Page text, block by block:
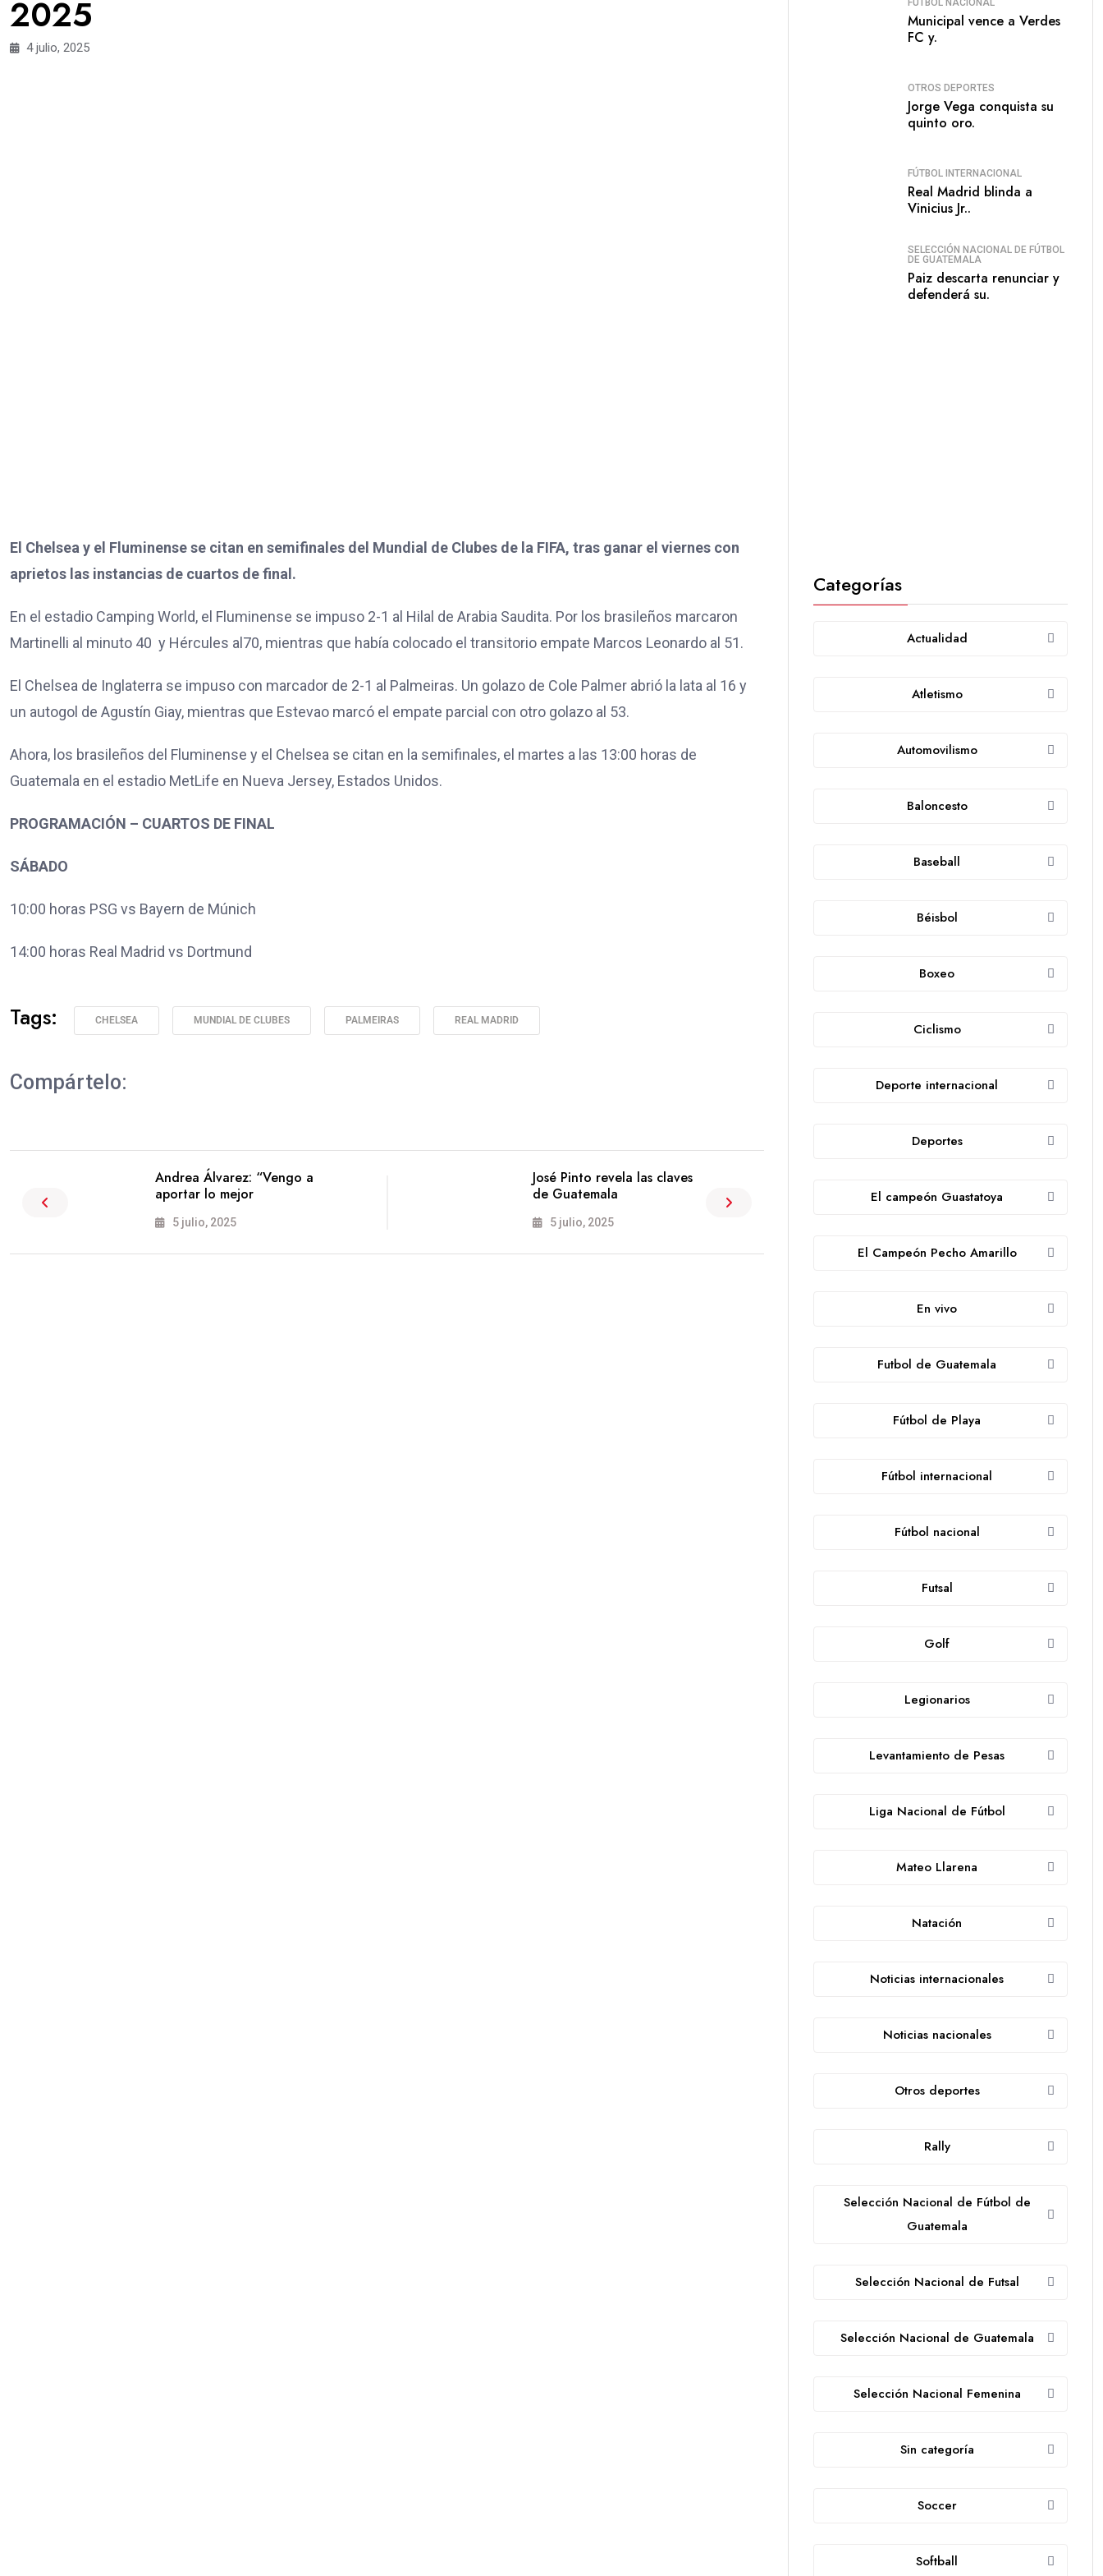
2025
4 julio, 2025
El Chelsea y el Fluminense se citan en semifinales del Mundial de Clubes de la FIFA, tras ganar el viernes con
aprietos las instancias de cuartos de final.
En el estadio Camping World, el Fluminense se impuso 2-1 al Hilal de Arabia Saudita. Por los brasileños marcaron
Martinelli al minuto 40 y Hércules al70, mientras que había colocado el transitorio empate Marcos Leonardo al 51.
El Chelsea de Inglaterra se impuso con marcador de 2-1 al Palmeiras. Un golazo de Cole Palmer abrió la lata al 16 y
un autogol de Agustín Giay, mientras que Estevao marcó el empate parcial con otro golazo al 53.
Ahora, los brasileños del Fluminense y el Chelsea se citan en la semifinales, el martes a las 13:00 horas de
Guatemala en el estadio MetLife en Nueva Jersey, Estados Unidos.
PROGRAMACIÓN – CUARTOS DE FINAL
SÁBADO
10:00 horas PSG vs Bayern de Múnich
14:00 horas Real Madrid vs Dortmund
Tags: CHELSEA MUNDIAL DE CLUBES PALMEIRAS REAL MADRID
Compártelo:
Andrea Álvarez: “Vengo a
aportar lo mejor
5 julio, 2025
José Pinto revela las claves
de Guatemala
5 julio, 2025
Municipal vence a Verdes
FC y.
OTROS DEPORTES
Jorge Vega conquista su
quinto oro.
FÚTBOL INTERNACIONAL
Real Madrid blinda a
Vinicius Jr..
SELECCIÓN NACIONAL DE FÚTBOL
DE GUATEMALA
Paiz descarta renunciar y
defenderá su.
Categorías
Actualidad
Atletismo
Automovilismo
Baloncesto
Baseball
Béisbol
Boxeo
Ciclismo
Deporte internacional
Deportes
El campeón Guastatoya
El Campeón Pecho Amarillo
En vivo
Futbol de Guatemala
Fútbol de Playa
Fútbol internacional
Fútbol nacional
Futsal
Golf
Legionarios
Levantamiento de Pesas
Liga Nacional de Fútbol
Mateo Llarena
Natación
Noticias internacionales
Noticias nacionales
Otros deportes
Rally
Selección Nacional de Fútbol de
Guatemala
Selección Nacional de Futsal
Selección Nacional de Guatemala
Selección Nacional Femenina
Sin categoría
Soccer
Softball